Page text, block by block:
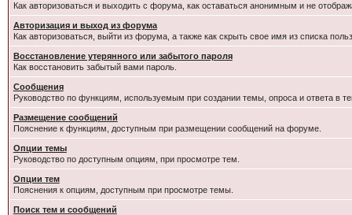
Как авторизоваться и выходить с форума, как оставаться анонимным и не
Авторизация и выход из форума
Как авторизоваться, выйти из форума, а также как скрыть свое имя из списка
Восстановление утерянного или забытого пароля
Как восстановить забытый вами пароль.
Сообщения
Руководство по функциям, используемым при создании темы, опроса и ответа в
Размещение сообщений
Пояснение к функциям, доступным при размещении сообщений на форуме.
Опции темы
Руководство по доступным опциям, при просмотре тем.
Опции тем
Пояснения к опциям, доступным при просмотре темы.
Поиск тем и сообщений